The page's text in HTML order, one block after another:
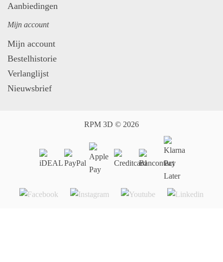
Aanbiedingen
Mijn account
Mijn account
Bestelhistorie
Verlanglijst
Nieuwsbrief
RPM 3D © 2026